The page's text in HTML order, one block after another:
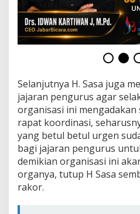
h
K
o
m
a
n
o
H
.
S
a
s
a
H
i
Selanjutnya H. Sasa juga
jajaran pengurus agar
organisasi ini mengadakan
rapat koordinasi,
yang betul betul urgen
bagi jajaran pengurus
demikian organisasi ini
organya, tutup H Sasa
rakor.